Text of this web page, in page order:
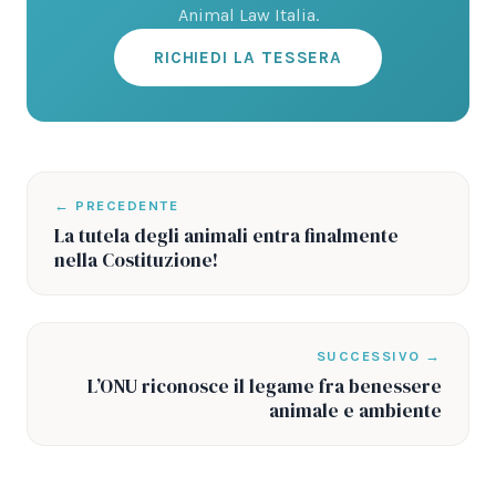
Animal Law Italia.
RICHIEDI LA TESSERA
← PRECEDENTE
La tutela degli animali entra finalmente
nella Costituzione!
SUCCESSIVO →
L’ONU riconosce il legame fra benessere
animale e ambiente